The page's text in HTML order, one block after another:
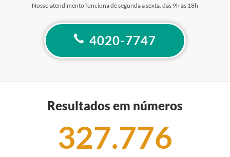
Nosso atendimento funciona de segunda a sexta, das 9h às 18h
4020-7747
Resultados em números
327.776